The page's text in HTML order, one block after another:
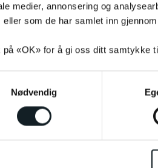
medier, annonsering og
eller som de har samlet inn
på «OK» for å gi oss ditt samtykke
Nødvendig
2.0, -+, -+ LTD, Neutron